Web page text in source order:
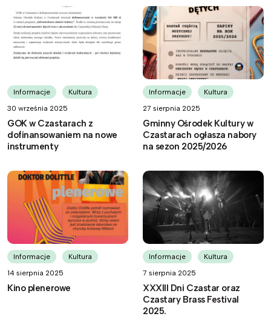
Informacje
Kultura
30 września 2025
GOK w Czastarach z
dofinansowaniem na nowe
instrumenty
Informacje
Kultura
27 sierpnia 2025
Gminny Ośrodek Kultury w
Czastarach ogłasza nabory
na sezon 2025/2026
Informacje
Kultura
14 sierpnia 2025
Kino plenerowe
Informacje
Kultura
7 sierpnia 2025
XXXIII Dni Czastar oraz
Czastary Brass Festival
2025.